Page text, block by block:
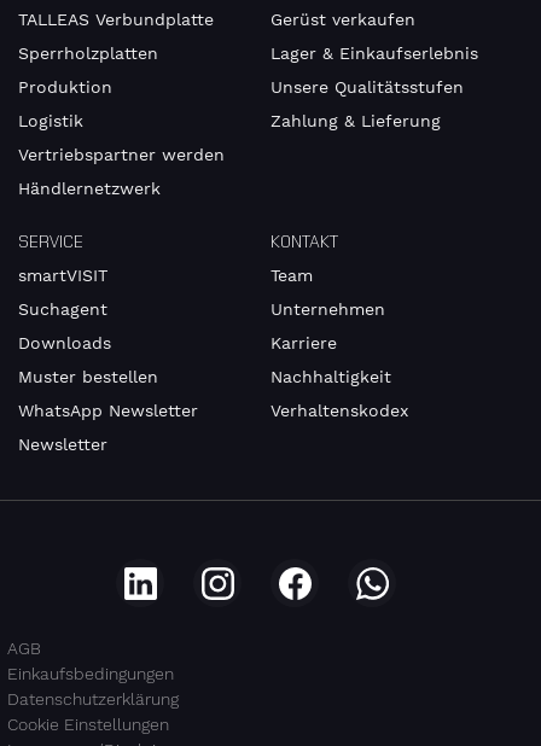
TALLEAS Verbundplatte
Sperrholzplatten
Produktion
Logistik
Vertriebspartner werden
Händlernetzwerk
Gerüst verkaufen
Lager & Einkaufserlebnis
Unsere Qualitätsstufen
Zahlung & Lieferung
SERVICE
smartVISIT
Suchagent
Downloads
Muster bestellen
WhatsApp Newsletter
Newsletter
KONTAKT
Team
Unternehmen
Karriere
Nachhaltigkeit
Verhaltenskodex
AGB
Einkaufsbedingungen
Datenschutzerklärung
Cookie Einstellungen